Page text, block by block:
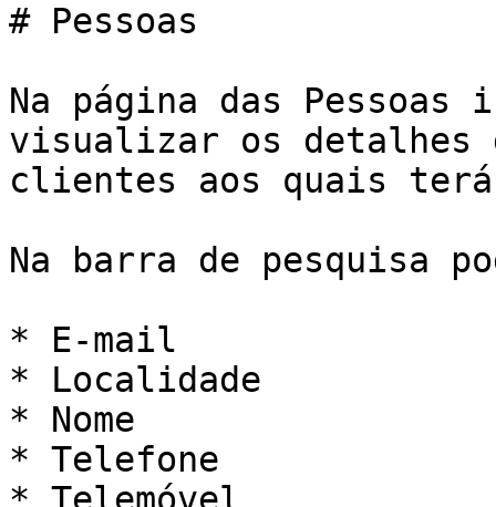
# Pessoas
Na página das
visualizar os detalhes
clientes aos quais terá
Na barra de pesquisa
* E-mail
* Localidade
* Nome
* Telefone